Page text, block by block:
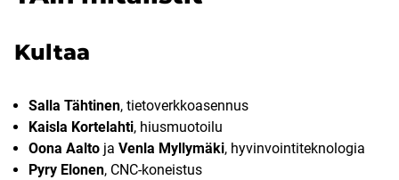
Kultaa
Salla Tähtinen, tietoverkkoasennus
Kaisla Kortelahti, hiusmuotoilu
Oona Aalto ja Venla Myllymäki, hyvinvointiteknologia
Pyry Elonen, CNC-koneistus